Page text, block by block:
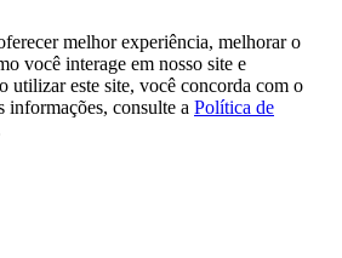
melhor experiência, melhorar o
você interage em nosso site e
utilizar este site, você concorda com o
informações, consulte a Política de